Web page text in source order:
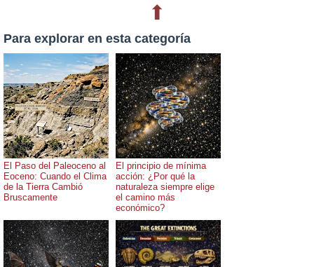
⬆
Para explorar en esta categoría
El Paso del Paleoceno al
Eoceno: Cuando el Clima
de la Tierra Cambió
Bruscamente
El principio de mínima
acción: ¿Por qué la
naturaleza siempre elige
el camino más
económico?